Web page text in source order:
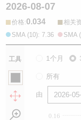
2026-08-07
价格:0.034 相关
SMA (10): 7.36 SMA
工具 1个月
所有
由
0.16